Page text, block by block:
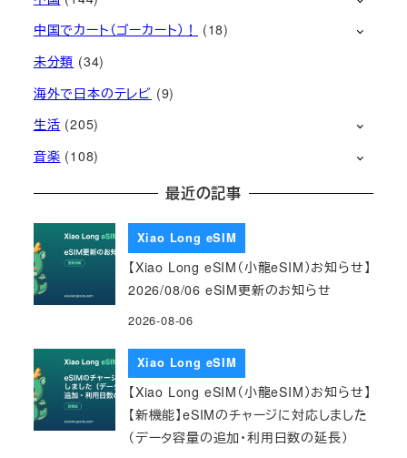
中国でカート（ゴーカート）！
(18)
未分類 (34)
海外で日本のテレビ (9)
生活 (205)
音楽 (108)
最近の記事
Xiao Long eSIM
【Xiao Long eSIM（小龍eSIM）お知らせ】
2026/08/06 eSIM更新のお知らせ
2026-08-06
Xiao Long eSIM
【Xiao Long eSIM（小龍eSIM）お知らせ】
【新機能】eSIMのチャージに対応しました
（データ容量の追加・利用日数の延長）